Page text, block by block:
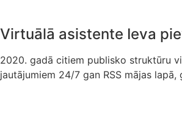
Virtuālā asistente Ieva
2020. gadā citiem publisko struktūru
jautājumiem 24/7 gan RSS mājas